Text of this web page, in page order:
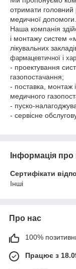
отримати головний
медичної допомоги.
Наша компанія
і монтажу систем
лікувальних
фармацевтичної і
- проектування
газопостачання;
- поставка, монтаж
медичного
- пуско-
- сервісне
Інформація
Сертифікати
Інші
Про нас
100%
Працює з